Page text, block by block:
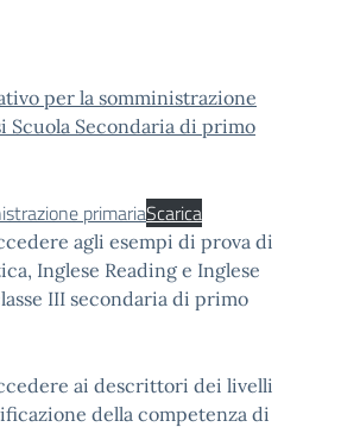
per la somministrazione
Scuola Secondaria di primo
primariaScarica
agli esempi di prova di
Inglese Reading e Inglese
III secondaria di primo
ai descrittori dei livelli
della competenza di